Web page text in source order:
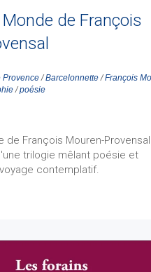
de François
Provence/Barcelonnette/François
/poésie
de François Mouren-
trilogie mêlant poésie et
contemplatif.